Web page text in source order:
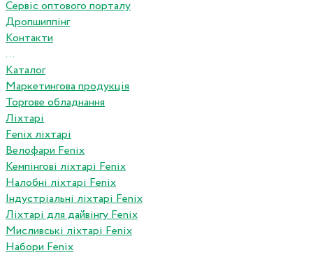
Сервіс оптового порталу
Дропшиппінг
Контакти
...
Каталог
Маркетингова продукція
Торгове обладнання
Ліхтарі
Fenix ліхтарі
Велофари Fenix
Кемпінгові ліхтарі Fenix
Налобні ліхтарі Fenix
Індустріальні ліхтарі Fenix
Ліхтарі для дайвінгу Fenix
Мисливські ліхтарі Fenix
Набори Fenix